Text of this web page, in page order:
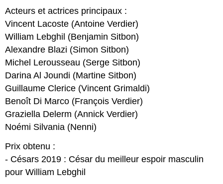
Acteurs et actrices principaux :
Vincent Lacoste (Antoine Verdier)
William Lebghil (Benjamin Sitbon)
Alexandre Blazi (Simon Sitbon)
Michel Lerousseau (Serge Sitbon)
Darina Al Joundi (Martine Sitbon)
Guillaume Clerice (Vincent Grimaldi)
Benoît Di Marco (François Verdier)
Graziella Delerm (Annick Verdier)
Noémi Silvania (Nenni)
Prix obtenu :
- Césars 2019 : César du meilleur espoir masculin
pour William Lebghil